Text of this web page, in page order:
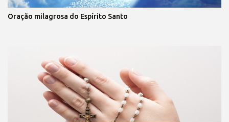
Oração milagrosa do Espírito Santo